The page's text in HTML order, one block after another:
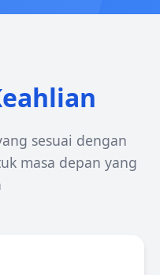
sesuai dengan
masa depan yang